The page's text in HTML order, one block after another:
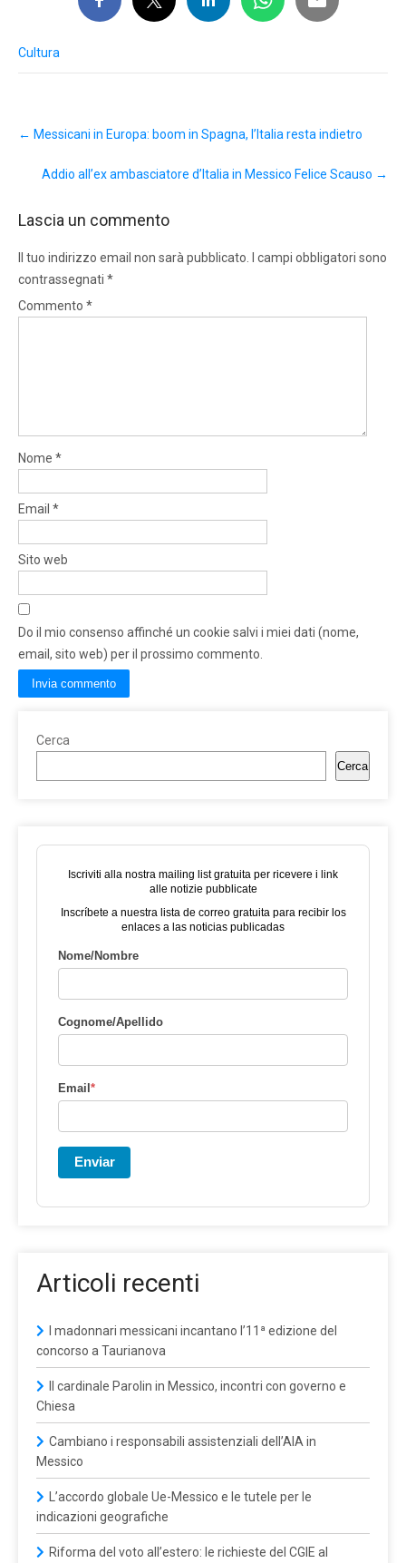
Cultura
navigation
← Messicani in Europa: boom in Spagna, l’Italia resta indietro
Addio all’ex ambasciatore d’Italia in Messico Felice Scauso →
Lascia un commento
Il tuo indirizzo email non sarà pubblicato.
I campi obbligatori sono
contrassegnati *
Commento *
Nome *
Email *
Sito web
Do il mio consenso affinché un cookie salvi i miei dati (nome,
email, sito web) per il prossimo commento.
Cerca
Cerca
Iscriviti alla nostra mailing list gratuita per ricevere i link
alle notizie pubblicate
Inscríbete a nuestra lista de correo gratuita para recibir los
enlaces a las noticias publicadas
Nome/Nombre
Cognome/Apellido
Email*
Enviar
Articoli recenti
I madonnari messicani incantano l’11ª edizione del
concorso a Taurianova
Il cardinale Parolin in Messico, incontri con governo e
Chiesa
Cambiano i responsabili assistenziali dell’AIA in
Messico
L’accordo globale Ue-Messico e le tutele per le
indicazioni geografiche
Riforma del voto all’estero: le richieste del CGIE al